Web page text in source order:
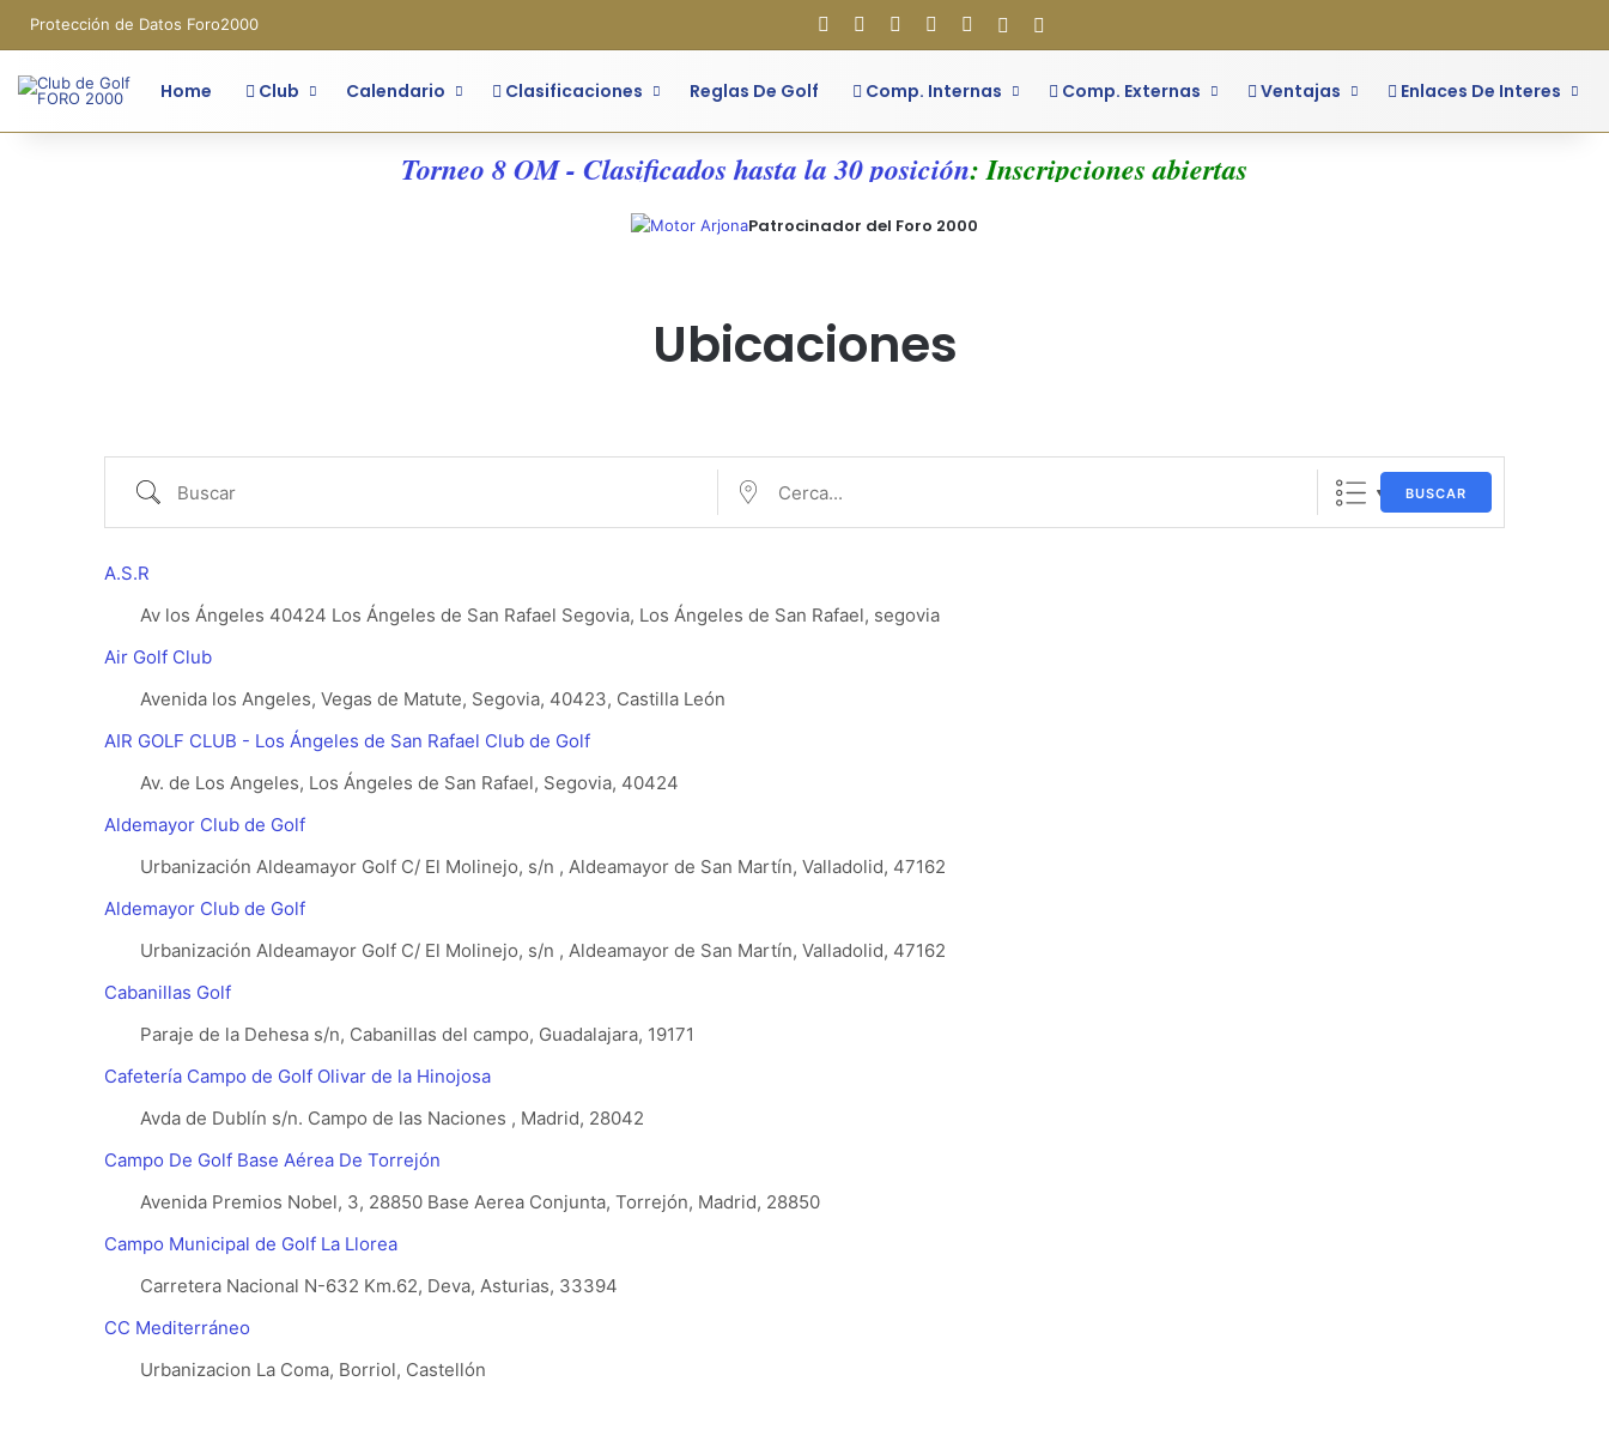
Protección de Datos Foro2000 Facebook Flickr YouTubeInstagram
Acceso
Home Club Calendario Clasificaciones Reglas De Golf Comp. Internas Comp. Externas Ventajas Enlaces De Interes
Torneo 8 OM - Clasificados hasta la 30 posición: Inscripciones abiertas
Patrocinador del Foro 2000
Ubicaciones
Buscar Cerca... BUSCAR
A.S.R
Av los Ángeles 40424 Los Ángeles de San Rafael Segovia‎, Los Ángeles de San Rafael, segovia
Air Golf Club
Avenida los Angeles, Vegas de Matute, Segovia, 40423, Castilla León
AIR GOLF CLUB - Los Ángeles de San Rafael Club de Golf
Av. de Los Angeles, Los Ángeles de San Rafael, Segovia, 40424
Aldemayor Club de Golf
Urbanización Aldeamayor Golf C/ El Molinejo, s/n , Aldeamayor de San Martín, Valladolid, 47162
Aldemayor Club de Golf
Urbanización Aldeamayor Golf C/ El Molinejo, s/n , Aldeamayor de San Martín, Valladolid, 47162
Cabanillas Golf
Paraje de la Dehesa s/n, Cabanillas del campo, Guadalajara, 19171
Cafetería Campo de Golf Olivar de la Hinojosa
Avda de Dublín s/n. Campo de las Naciones , Madrid, 28042
Campo De Golf Base Aérea De Torrejón
Avenida Premios Nobel, 3, 28850 Base Aerea Conjunta, Torrejón, Madrid, 28850
Campo Municipal de Golf La Llorea
Carretera Nacional N-632 Km.62, Deva, Asturias, 33394
CC Mediterráneo
Urbanizacion La Coma, Borriol, Castellón